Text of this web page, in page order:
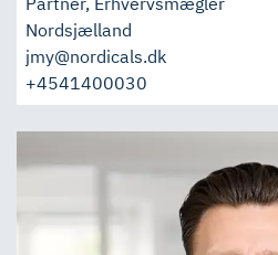
Nordsjælland
jmy@nordicals.dk
+4541400030